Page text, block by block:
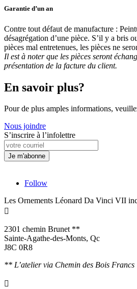
Garantie d’un an
Contre tout défaut de manufacture :
désagrégation d’une pièce. S’il y a bris
pièces mal entretenues, les pièces ne
Il est à noter que les pièces seront
présentation de la facture du client.
En savoir plus?
Pour de plus amples informations,
Nous joindre
S’inscrire à l’infolettre
Follow
Les Ornements Léonard Da Vinci VII

2301 chemin Brunet **
Sainte-Agathe-des-Monts, Qc
J8C 0R8
** L’atelier via Chemin des Bois Francs
